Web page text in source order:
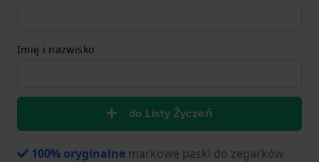
Imię i nazwisko
do Listy Życzeń
100% oryginalne markowe paski do zegarków